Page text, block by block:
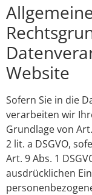
Website
Sofern Sie in die
verarbeiten wir
Grundlage von
2 lit. a DSGVO,
Art. 9 Abs. 1
ausdrücklichen